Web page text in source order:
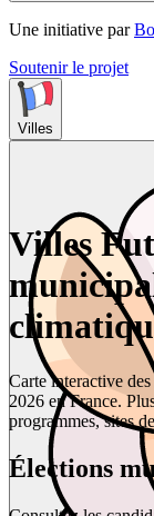
Une initiative par
Soutenir le projet
Villes
Villes
Carte interactive
2026 en France.
programmes, sites
Élections